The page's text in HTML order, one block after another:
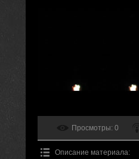
Просмотры: 0
Описание материала: